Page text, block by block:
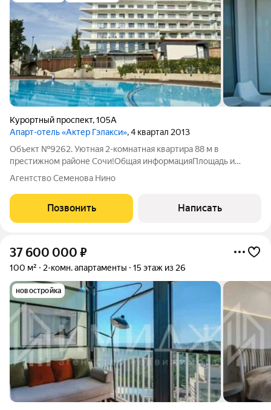
Курортный проспект,105А
Апарт-отель «Актер Гэлакси», 4 квартал 2013
Объект №9262. Уютная 2-комнатная квартира 88 м в
престижном районе Сочи!Общая информацияПлощадь и
расположение:Общая площадь: 88 мЖилая площадь: 60
Курортный проспект, 105Особенности
Агентство Семенова Нино
Позвонить Написать
37 600 000 ₽
100 м² 2-комн. апартаменты 15 этаж из 26
новостройка